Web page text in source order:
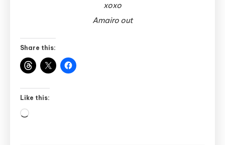
xoxo
Amairo out
Share this:
Like this:
Loading…